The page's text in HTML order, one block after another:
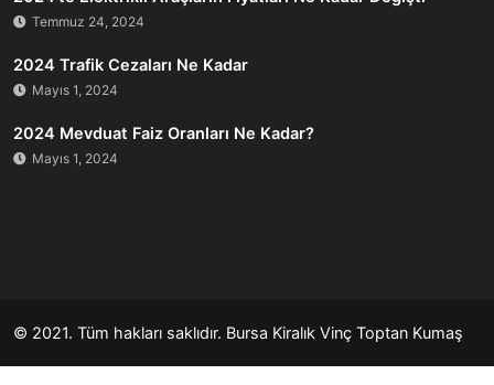
Temmuz 24, 2024
2024 Trafik Cezaları Ne Kadar
Mayıs 1, 2024
2024 Mevduat Faiz Oranları Ne Kadar?
Mayıs 1, 2024
© 2021. Tüm hakları saklıdır. Bursa Kiralık Vinç Toptan Kumaş